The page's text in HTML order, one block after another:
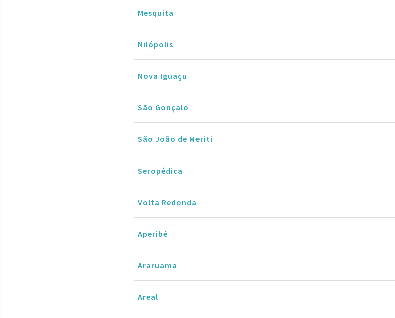
Mesquita
Nilópolis
Nova Iguaçu
São Gonçalo
São João de Meriti
Seropédica
Volta Redonda
Aperibé
Araruama
Areal